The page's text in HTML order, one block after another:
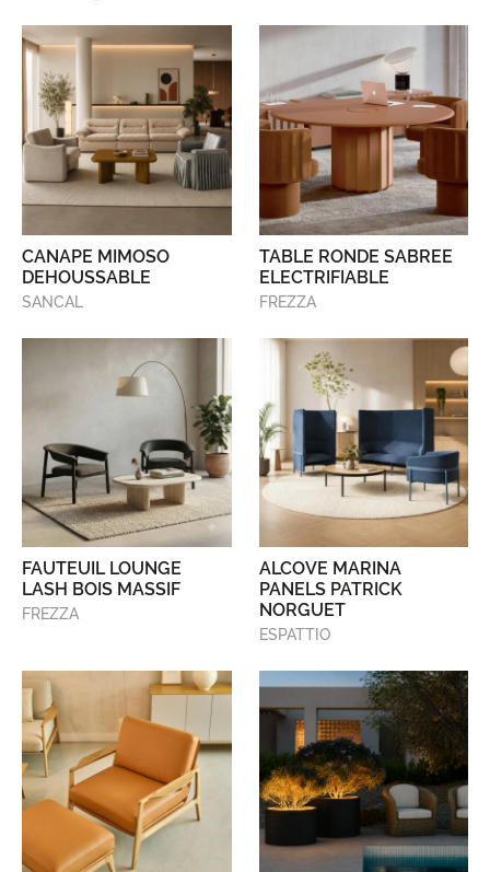
CANAPE MIMOSO
DEHOUSSABLE
SANCAL
TABLE RONDE SABREE
ELECTRIFIABLE
FREZZA
FAUTEUIL LOUNGE
LASH BOIS MASSIF
FREZZA
ALCOVE MARINA
PANELS PATRICK
NORGUET
ESPATTIO